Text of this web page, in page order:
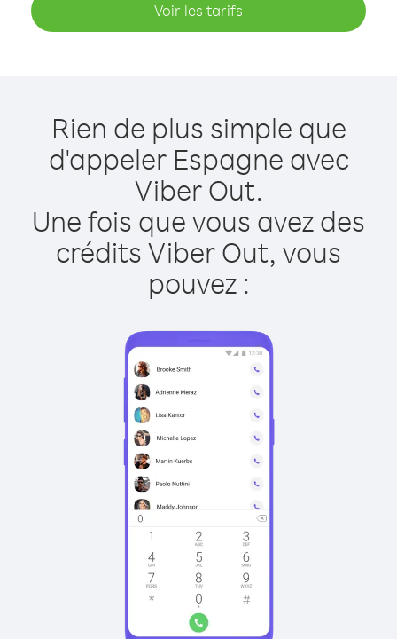
Voir les tarifs
Rien de plus simple que
d'appeler Espagne avec
Viber Out.
Une fois que vous avez des
crédits Viber Out, vous
pouvez :